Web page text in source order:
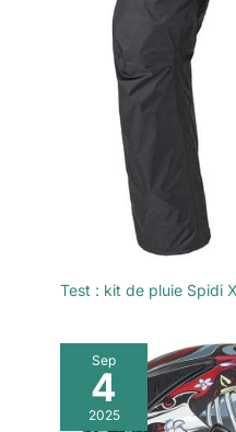
Test : kit de pluie Spidi
Sep
4
2025